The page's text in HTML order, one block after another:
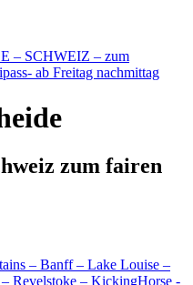
zum fairen